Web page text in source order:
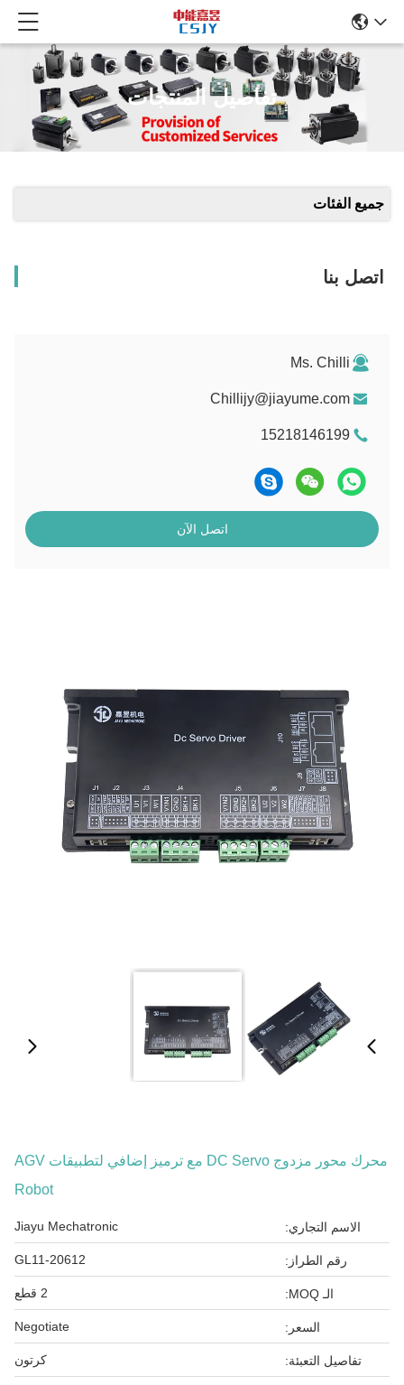
تفاصيل المنتجات
جميع الفئات
اتصل بنا
Ms. Chilli
Chillijy@jiayume.com
15218146199
اتصل الآن
محرك محور مزدوج DC Servo مع ترميز إضافي لتطبيقات AGV
Robot
الاسم التجاري: Jiayu Mechatronic
رقم الطراز: GL11-20612
الـ MOQ: 2 قطع
السعر: Negotiate
تفاصيل التعبئة: كرتون